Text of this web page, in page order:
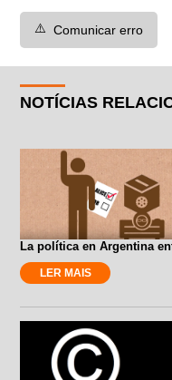
⚠️ Comunicar erro
NOTÍCIAS
La política en Argentina
LER MAIS